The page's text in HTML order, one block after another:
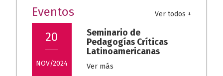
p
Eventos Ver todos +
20
NOV/2024
Seminario de
Pedagogías Críticas
Latinoamericanas
Ver más